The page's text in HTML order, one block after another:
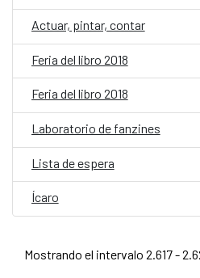
Actuar, pintar, contar
Feria del libro 2018
Feria del libro 2018
Laboratorio de fanzines
Lista de espera
Ícaro
Mostrando el intervalo 2.617 -